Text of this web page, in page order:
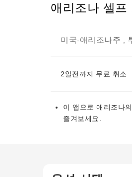
애리조나 셀프
미국-애리조나주
2일전까지 무료 취소
이 앱으로 애리조나
즐겨보세요.